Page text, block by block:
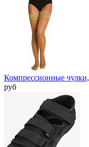
Компрессионные
руб